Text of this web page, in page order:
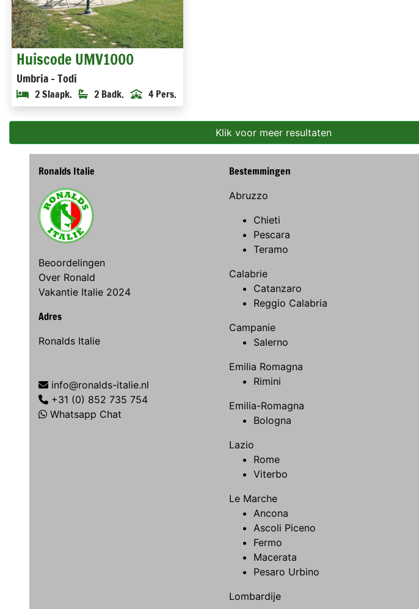
Huiscode UMV1000
Umbria - Todi
2 Slaapk. 2 Badk. 4 Pers.
Klik voor meer resultaten
Ronalds Italie
Beoordelingen
Over Ronald
Vakantie Italie 2024
Adres
Ronalds Italie
info@ronalds-italie.nl
+31 (0) 852 735 754
Whatsapp Chat
Bestemmingen
Abruzzo
Chieti
Pescara
Teramo
Calabrie
Catanzaro
Reggio Calabria
Campanie
Salerno
Emilia Romagna
Rimini
Emilia-Romagna
Bologna
Lazio
Rome
Viterbo
Le Marche
Ancona
Ascoli Piceno
Fermo
Macerata
Pesaro Urbino
Lombardije